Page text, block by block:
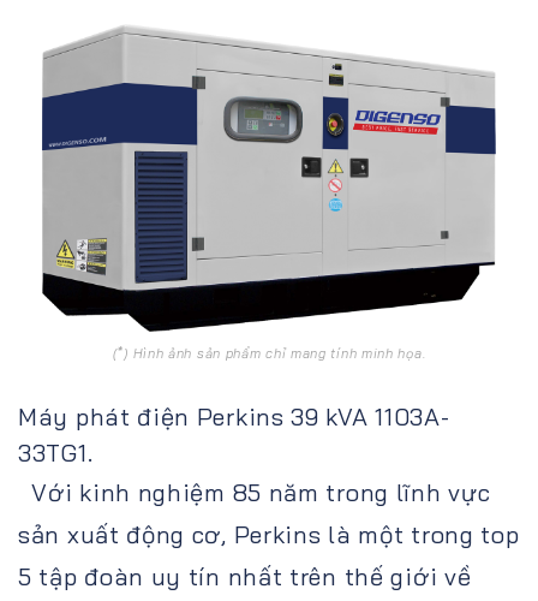
(*) Hình ảnh sản phẩm chỉ mang tính minh họa.
Máy phát điện Perkins 39 kVA 1103A-
33TG1.
Với kinh nghiệm 85 năm trong lĩnh vực
sản xuất động cơ, Perkins là một trong top
5 tập đoàn uy tín nhất trên thế giới về